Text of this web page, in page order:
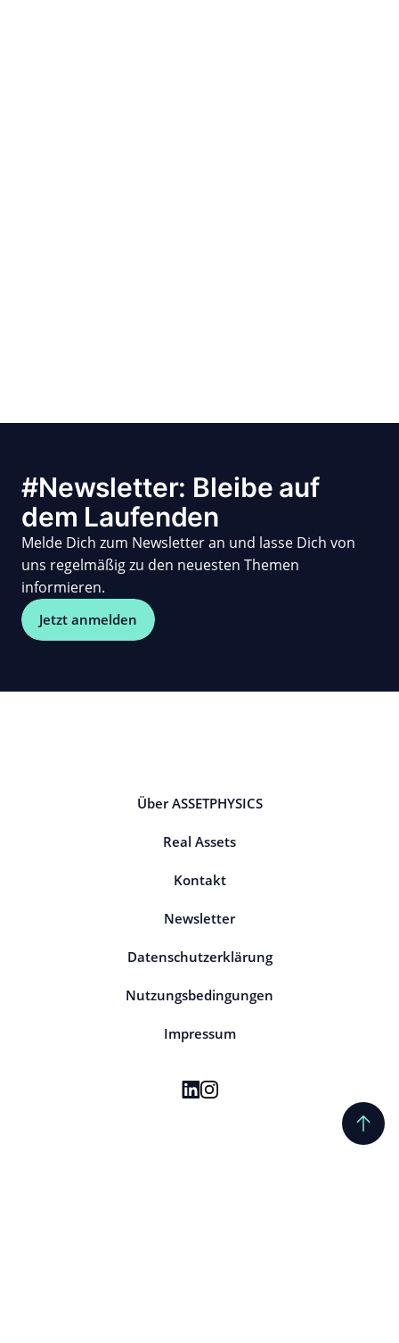
#Newsletter: Bleibe auf
dem Laufenden
Melde Dich zum Newsletter an und lasse Dich von
uns regelmäßig zu den neuesten Themen
informieren.
Jetzt anmelden
Über ASSETPHYSICS
Real Assets
Kontakt
Newsletter
Datenschutzerklärung
Nutzungsbedingungen
Impressum